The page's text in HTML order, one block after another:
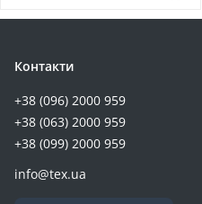
Контакти
+38 (096) 2000 959
+38 (063) 2000 959
+38 (099) 2000 959
info@tex.ua